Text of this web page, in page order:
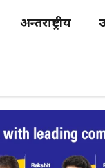
अन्तर्राष्ट्रीय